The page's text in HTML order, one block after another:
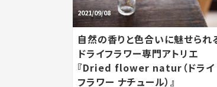
2021/09/08
自然の香りと色合いに魅せられ
ドライフラワー専門アトリエ
『Dried flower natur（ドライ
フラワー ナチュール）』